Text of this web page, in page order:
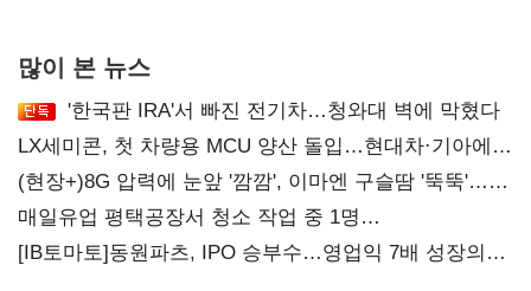
많이 본 뉴스
'한국판 IRA'서 빠진 전기차…청와대 벽에 막혔다
LX세미콘, 첫 차량용 MCU 양산 돌입…현대차·기아에
공급
(현장+)8G 압력에 눈앞 '깜깜', 이마엔 구슬땀 '뚝뚝'…
화려한 에어쇼 뒤 땀방울
매일유업 평택공장서 청소 작업 중 1명
사망…"안전관리체계 재점검"
[IB토마토]동원파츠, IPO 승부수…영업익 7배 성장의